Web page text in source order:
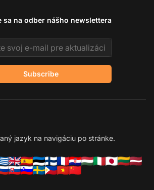
sa na odber nášho newslettera
Subscribe
jazyk na navigáciu po stránke.